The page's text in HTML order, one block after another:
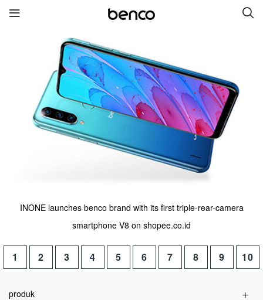
Produk Baru
benco V8
benco V7
benco iris 59 Wireless Headphone
hubungi kami Tentang Kami
Berita
INONE launches benco brand with its first triple-rear-camera
smartphone V8 on shopee.co.id
1 2 3 4 5 6 7 8 9 10
produk